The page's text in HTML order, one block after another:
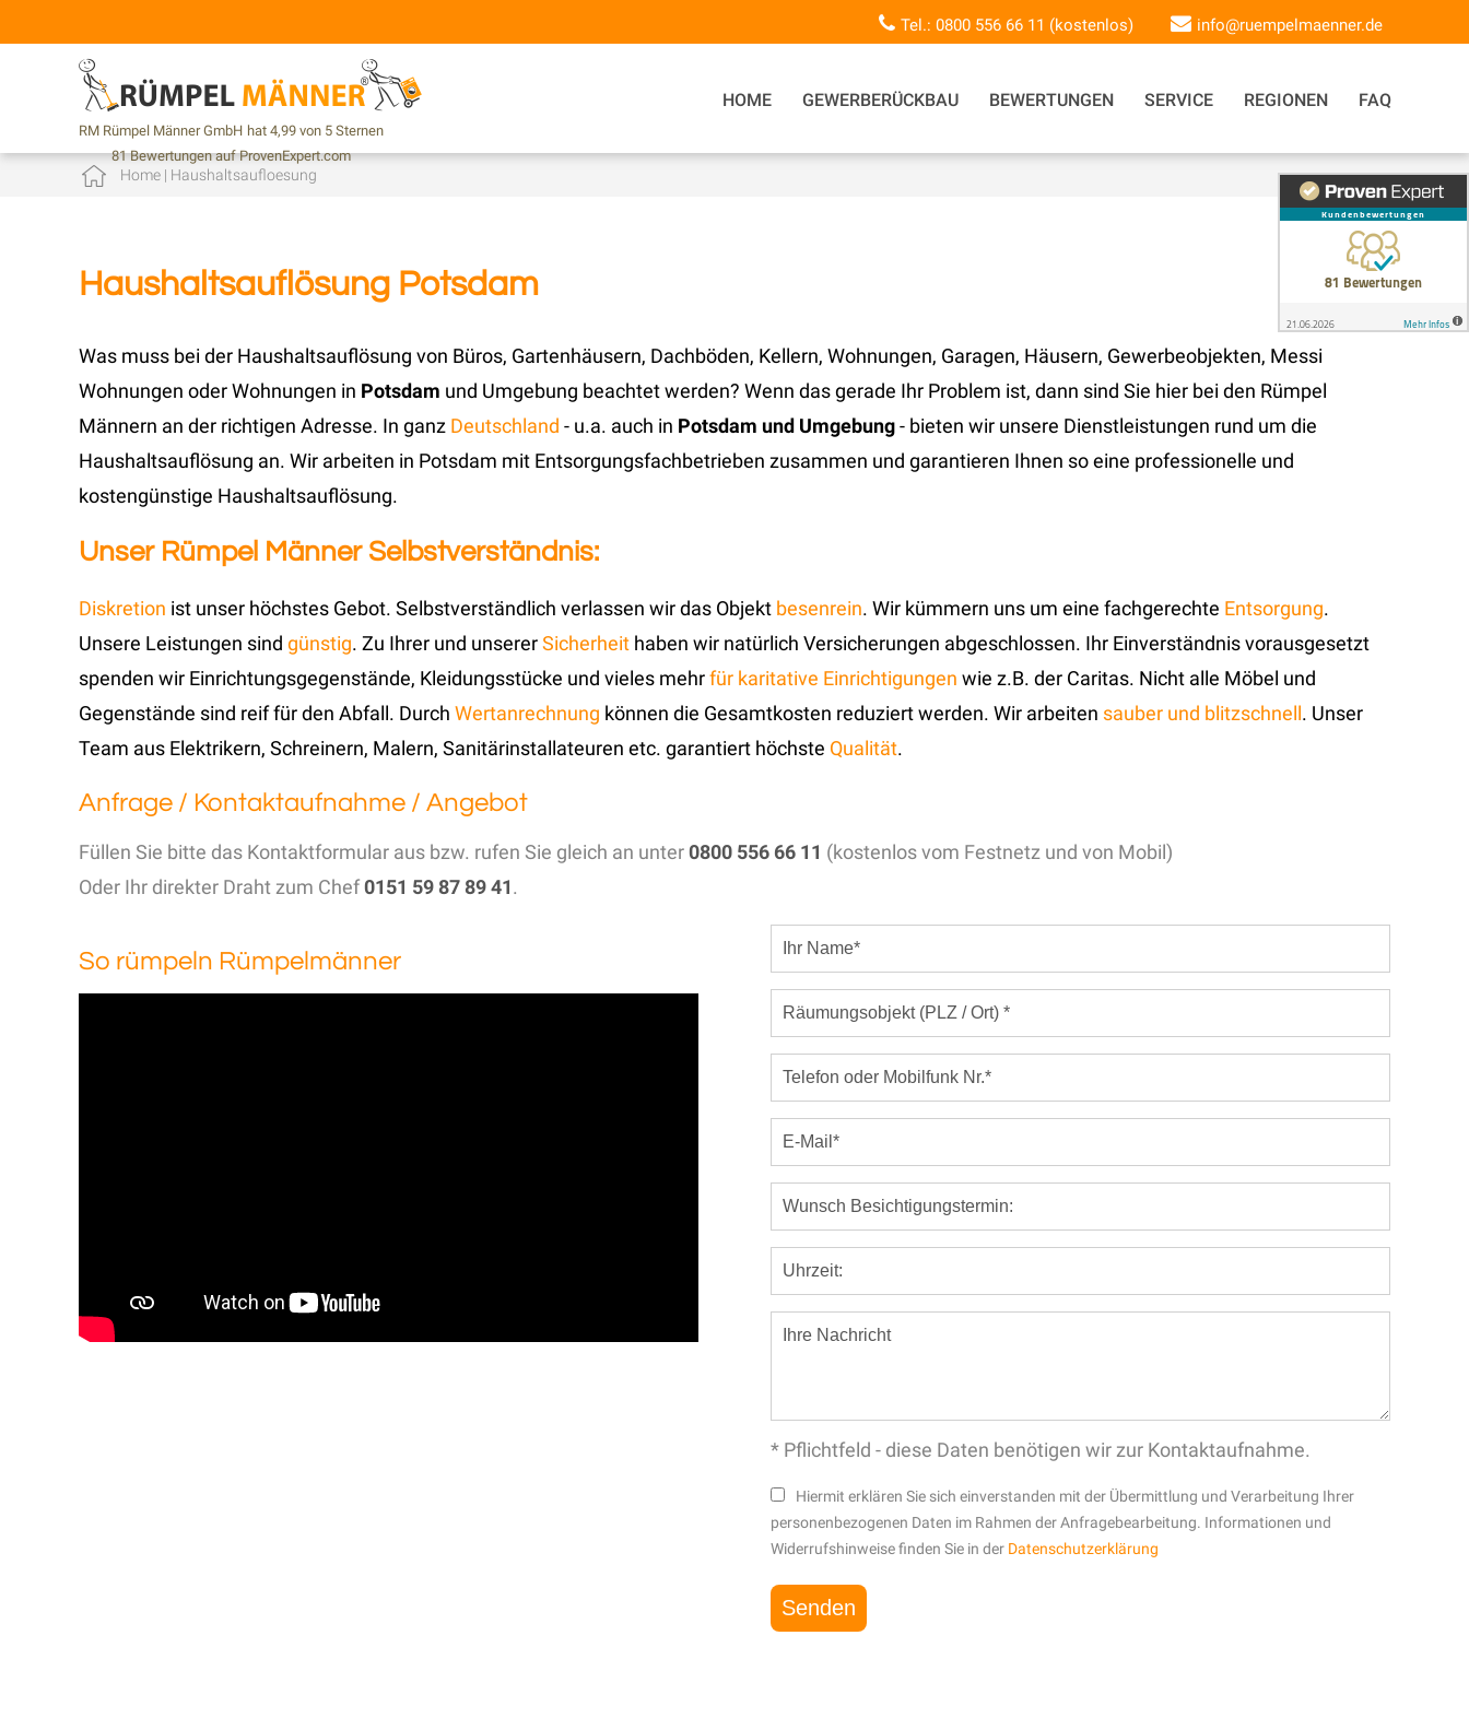
Tel.: 0800 556 66 11 (kostenlos) info@ruempelmaenner.de
HOME GEWERBERÜCKBAU BEWERTUNGEN SERVICE REGIONEN FAQ
RM Rümpel Männer GmbH hat 4,99 von 5 Sternen
81Bewertungen auf ProvenExpert.com
Home| Haushaltsaufloesung
Haushaltsauflösung Potsdam
Was muss bei der Haushaltsauflösung von Büros, Gartenhäusern, Dachböden, Kellern, Wohnungen, Garagen, Häusern, Gewerbeobjekten, Messi
Wohnungen oder Wohnungen in Potsdam und Umgebung beachtet werden? Wenn das gerade Ihr Problem ist, dann sind Sie hier bei den Rümpel
Männern an der richtigen Adresse. In ganz Deutschland - u.a. auch in Potsdam und Umgebung- bieten wir unsere Dienstleistungen rund um die
Haushaltsauflösung an. Wir arbeiten in Potsdam mit Entsorgungsfachbetrieben zusammen und garantieren Ihnen so eine professionelle und
kostengünstige Haushaltsauflösung.
Unser Rümpel Männer Selbstverständnis:
Diskretion ist unser höchstes Gebot. Selbstverständlich verlassen wir das Objekt besenrein. Wir kümmern uns um eine fachgerechte Entsorgung.
Unsere Leistungen sind günstig. Zu Ihrer und unsererSicherheit haben wir natürlich Versicherungen abgeschlossen. Ihr Einverständnis vorausgesetzt
spenden wir Einrichtungsgegenstände, Kleidungsstücke und vieles mehrfür karitative Einrichtigungen wie z.B. der Caritas. Nicht alle Möbel und
Gegenstände sind reif für den Abfall. Durch Wertanrechnung können die Gesamtkosten reduziert werden. Wir arbeiten sauber und blitzschnell. Unser
Team aus Elektrikern, Schreinern, Malern, Sanitärinstallateuren etc. garantiert höchste Qualität.
Anfrage / Kontaktaufnahme / Angebot
Füllen Sie bitte das Kontaktformular aus bzw. rufen Sie gleich an unter0800 556 66 11 (kostenlos vom Festnetz und von Mobil)
Oder Ihr direkter Draht zum Chef0151 59 87 89 41.
So rümpeln Rümpelmänner
* Pflichtfeld - diese Daten benötigen wir zur Kontaktaufnahme.
Hiermit erklären Sie sich einverstanden mit der Übermittlung und Verarbeitung Ihrer
personenbezogenen Daten im Rahmen der Anfragebearbeitung. Informationen und
Widerrufshinweise finden Sie in der Datenschutzerklärung